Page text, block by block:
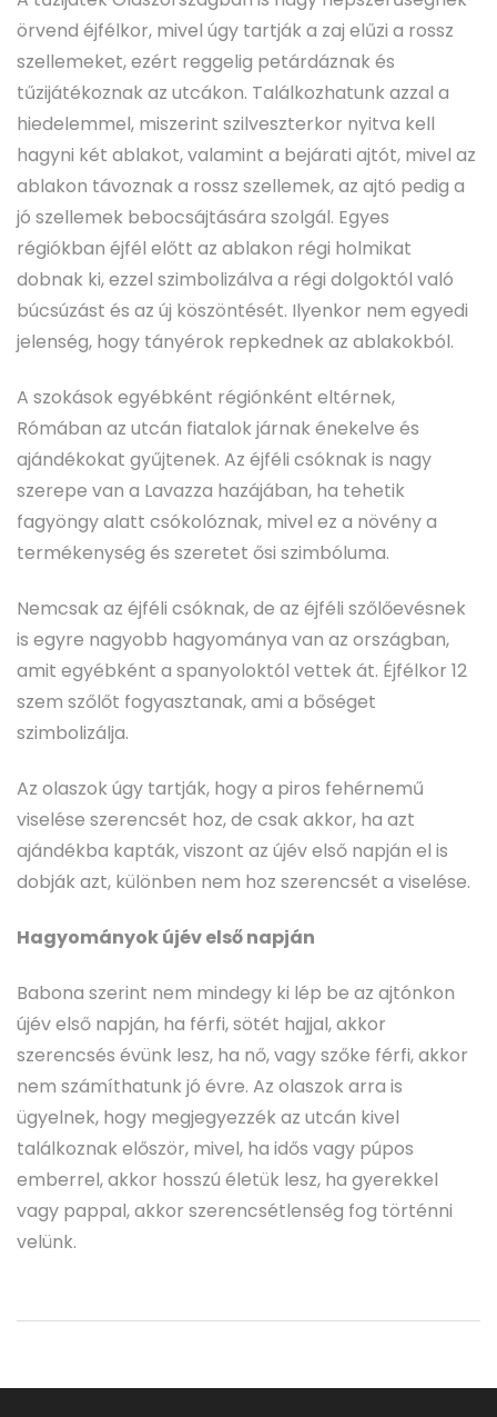
örvend éjfélkor, mivel úgy tartják a zaj elűzi a rossz
szellemeket, ezért reggelig petárdáznak és
tűzijátékoznak az utcákon. Találkozhatunk azzal a
hiedelemmel, miszerint szilveszterkor nyitva kell
hagyni két ablakot, valamint a bejárati ajtót, mivel az
ablakon távoznak a rossz szellemek, az ajtó pedig a
jó szellemek bebocsájtására szolgál. Egyes
régiókban éjfél előtt az ablakon régi holmikat
dobnak ki, ezzel szimbolizálva a régi dolgoktól való
búcsúzást és az új köszöntését. Ilyenkor nem egyedi
jelenség, hogy tányérok repkednek az ablakokból.
A szokások egyébként régiónként eltérnek,
Rómában az utcán fiatalok járnak énekelve és
ajándékokat gyűjtenek. Az éjféli csóknak is nagy
szerepe van a Lavazza hazájában, ha tehetik
fagyöngy alatt csókolóznak, mivel ez a növény a
termékenység és szeretet ősi szimbóluma.
Nemcsak az éjféli csóknak, de az éjféli szőlőevésnek
is egyre nagyobb hagyománya van az országban,
amit egyébként a spanyoloktól vettek át. Éjfélkor 12
szem szőlőt fogyasztanak, ami a bőséget
szimbolizálja.
Az olaszok úgy tartják, hogy a piros fehérnemű
viselése szerencsét hoz, de csak akkor, ha azt
ajándékba kapták, viszont az újév első napján el is
dobják azt, különben nem hoz szerencsét a viselése.
Hagyományok újév első napján
Babona szerint nem mindegy ki lép be az ajtónkon
újév első napján, ha férfi, sötét hajjal, akkor
szerencsés évünk lesz, ha nő, vagy szőke férfi, akkor
nem számíthatunk jó évre. Az olaszok arra is
ügyelnek, hogy megjegyezzék az utcán kivel
találkoznak először, mivel, ha idős vagy púpos
emberrel, akkor hosszú életük lesz, ha gyerekkel
vagy pappal, akkor szerencsétlenség fog történni
velünk.